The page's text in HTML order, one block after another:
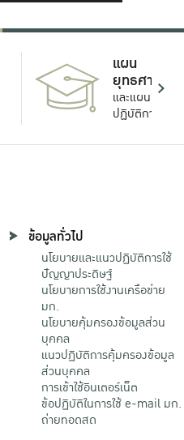
แผน
ยุทธศาสตร์
และแผน
ปฏิบัติการ
ข้อมูลทั่วไป
นโยบายและแนวปฏิบัติการใช้
ปัญญาประดิษฐ์
นโยบายการใช้งานเครือข่าย
มก.
นโยบายคุ้มครองข้อมูลส่วน
บุคคล
แนวปฏิบัติการคุ้มครองข้อมูล
ส่วนบุคคล
การเข้าใช้อินเตอร์เน็ต
ข้อปฏิบัติในการใช้ e-mail มก.
ถ่ายทอดสด